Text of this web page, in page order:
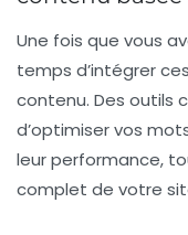
Une fois que vous
temps d’intégrer
contenu. Des outils
d’optimiser vos
leur performance,
complet de votre